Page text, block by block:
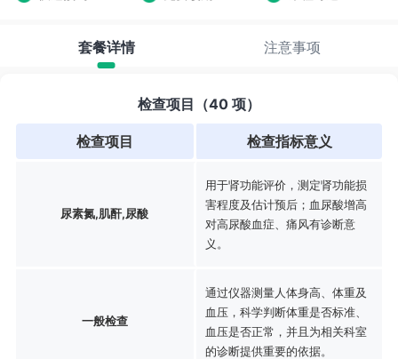
套餐详情 注意事项
检查项目（40 项）
检查项目 检查指标意义
尿素氮,肌酐,尿酸
用于肾功能评价，测定肾功能损
害程度及估计预后；血尿酸增高
对高尿酸血症、痛风有诊断意
义。
一般检查
通过仪器测量人体身高、体重及
血压，科学判断体重是否标准、
血压是否正常，并且为相关科室
的诊断提供重要的依据。